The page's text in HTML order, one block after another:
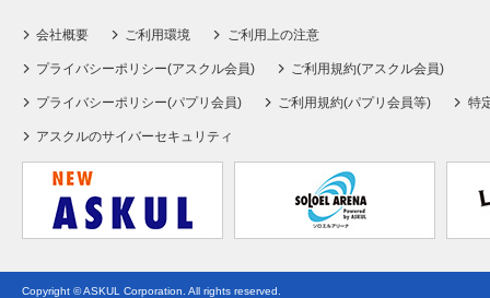
会社概要 ご利用環境 ご利用上の注意
プライバシーポリシー(アスクル会員) ご利用規約(アスクル会員)
プライバシーポリシー(パプリ会員) ご利用規約(パプリ会員等) 特
アスクルのサイバーセキュリティ
Copyright © ASKUL Corporation. All rights reserved.